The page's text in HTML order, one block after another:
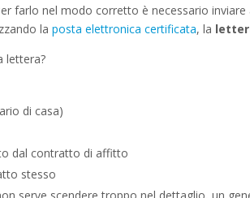
farlo nel modo corretto è necessario inviare
laposta elettronica certificata, la
lettera?
di casa)
dal contratto di affitto
stesso
serve scendere troppo nel dettaglio, un